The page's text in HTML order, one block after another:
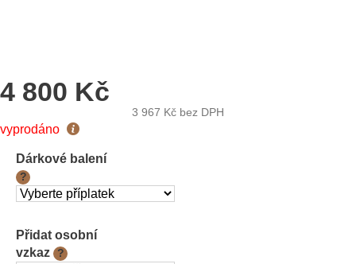
4 800 Kč
3 967 Kč bez DPH
Měrná
vyprodáno
Dárkové balení
?
Přidat osobní
vzkaz
?